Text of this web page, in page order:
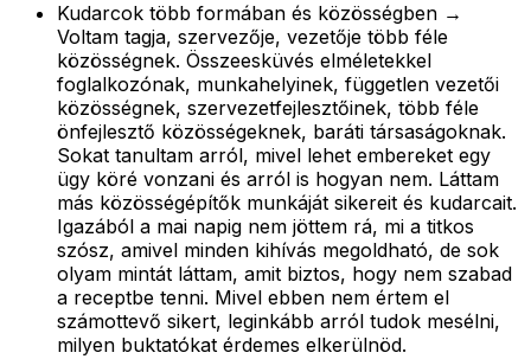
Kudarcok több formában és közösségben →
Voltam tagja, szervezője, vezetője több féle
közösségnek. Összeesküvés elméletekkel
foglalkozónak, munkahelyinek, független vezetői
közösségnek, szervezetfejlesztőinek, több féle
önfejlesztő közösségeknek, baráti társaságoknak.
Sokat tanultam arról, mivel lehet embereket egy
ügy köré vonzani és arról is hogyan nem. Láttam
más közösségépítők munkáját sikereit és kudarcait.
Igazából a mai napig nem jöttem rá, mi a titkos
szósz, amivel minden kihívás megoldható, de sok
olyam mintát láttam, amit biztos, hogy nem szabad
a receptbe tenni. Mivel ebben nem értem el
számottevő sikert, leginkább arról tudok mesélni,
milyen buktatókat érdemes elkerülnöd.